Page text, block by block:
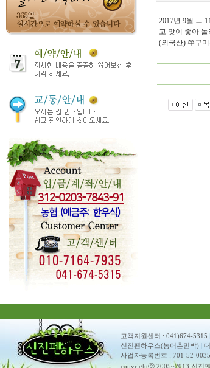
2017년 9월 ㅡ
고 맛이 좋아
(외국산) 쭈구
고객지원센터 : 041)674-5315
신진펜하우스(농어촌민박) |
사업자등록번호 : 701-52-
copyrightⓒ 2005~2013 신진